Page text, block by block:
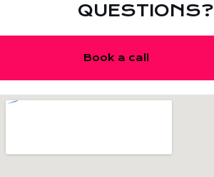
QUESTIONS?
Book a call